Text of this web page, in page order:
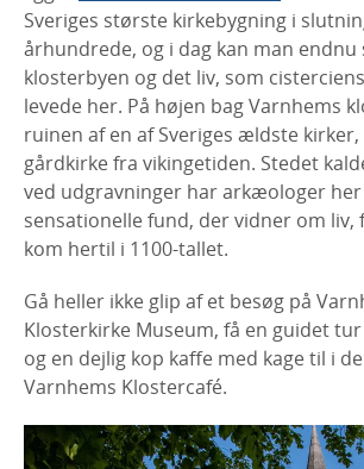
Sveriges største kirkebygning i
århundrede, og i dag kan man endnu
klosterbyen og det liv, som
levede her. På højen bag Varnhems
ruinen af en af Sveriges ældste
gårdkirke fra vikingetiden. Stedet
ved udgravninger har arkæologer
sensationelle fund, der vidner om liv,
kom hertil i 1100-tallet.
Gå heller ikke glip af et besøg på
Klosterkirke Museum, få en guidet
og en dejlig kop kaffe med kage til i
Varnhems Klostercafé.